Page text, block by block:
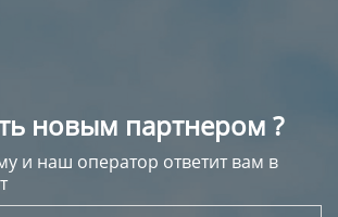
новым партнером ?
и наш оператор ответит вам в